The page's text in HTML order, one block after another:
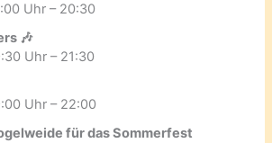
Uhr – 20:30
🎶
Uhr – 21:30
Uhr – 22:00
für das Sommerfest